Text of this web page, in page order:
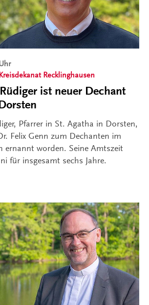
Kreisdekanat Recklinghausen
ist neuer Dechant
Pfarrer in St. Agatha in Dorsten,
Felix Genn zum Dechanten im
ernannt worden. Seine Amtszeit
für insgesamt sechs Jahre.